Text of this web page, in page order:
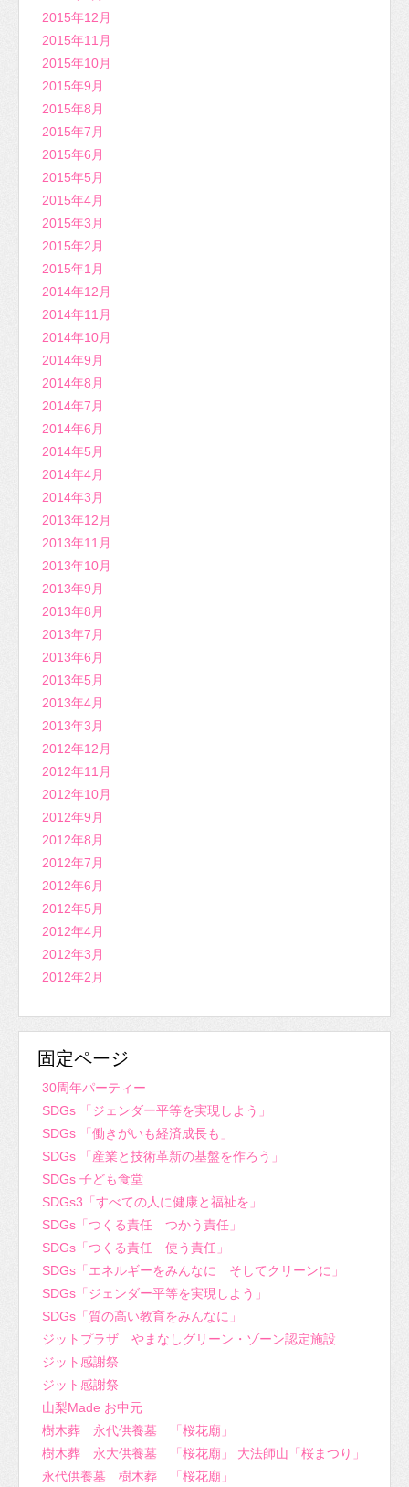
2015年12月
2015年11月
2015年10月
2015年9月
2015年8月
2015年7月
2015年6月
2015年5月
2015年4月
2015年3月
2015年2月
2015年1月
2014年12月
2014年11月
2014年10月
2014年9月
2014年8月
2014年7月
2014年6月
2014年5月
2014年4月
2014年3月
2013年12月
2013年11月
2013年10月
2013年9月
2013年8月
2013年7月
2013年6月
2013年5月
2013年4月
2013年3月
2012年12月
2012年11月
2012年10月
2012年9月
2012年8月
2012年7月
2012年6月
2012年5月
2012年4月
2012年3月
2012年2月
固定ページ
30周年パーティー
SDGs 「ジェンダー平等を実現しよう」
SDGs 「働きがいも経済成長も」
SDGs 「産業と技術革新の基盤を作ろう」
SDGs 子ども食堂
SDGs3「すべての人に健康と福祉を」
SDGs「つくる責任 つかう責任」
SDGs「つくる責任 使う責任」
SDGs「エネルギーをみんなに そしてクリーンに」
SDGs「ジェンダー平等を実現しよう」
SDGs「質の高い教育をみんなに」
ジットプラザ やまなしグリーン・ゾーン認定施設
ジット感謝祭
ジット感謝祭
山梨Made お中元
樹木葬 永代供養墓 「桜花廟」
樹木葬 永大供養墓 「桜花廟」 大法師山「桜まつり」
永代供養墓 樹木葬 「桜花廟」